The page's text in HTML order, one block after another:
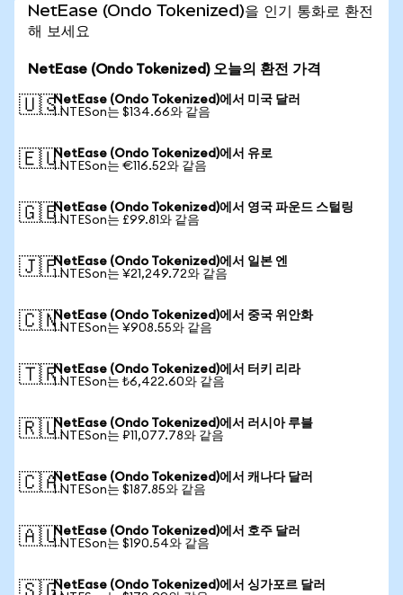
NetEase (Ondo Tokenized)을 인기 통화로 환전
해 보세요
NetEase (Ondo Tokenized) 오늘의 환전 가격
🇺🇸NetEase (Ondo Tokenized)에서 미국 달러
1 NTESon는 $134.66와 같음
🇪🇺NetEase (Ondo Tokenized)에서 유로
1 NTESon는 €116.52와 같음
🇬🇧NetEase (Ondo Tokenized)에서 영국 파운드 스털링
1 NTESon는 £99.81와 같음
🇯🇵NetEase (Ondo Tokenized)에서 일본 엔
1 NTESon는 ¥21,249.72와 같음
🇨🇳NetEase (Ondo Tokenized)에서 중국 위안화
1 NTESon는 ¥908.55와 같음
🇹🇷NetEase (Ondo Tokenized)에서 터키 리라
1 NTESon는 ₺6,422.60와 같음
🇷🇺NetEase (Ondo Tokenized)에서 러시아 루블
1 NTESon는 ₽11,077.78와 같음
🇨🇦NetEase (Ondo Tokenized)에서 캐나다 달러
1 NTESon는 $187.85와 같음
🇦🇺NetEase (Ondo Tokenized)에서 호주 달러
1 NTESon는 $190.54와 같음
NetEase (Ondo Tokenized)에서 싱가포르 달러